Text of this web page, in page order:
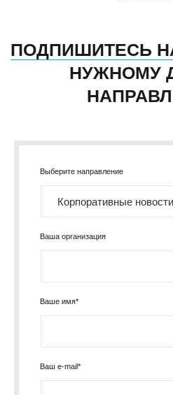
ПОДПИШИТЕСЬ
НУЖНОМУ
Выберите направление
Ваша организация
Ваше имя*
Ваш e-mail*